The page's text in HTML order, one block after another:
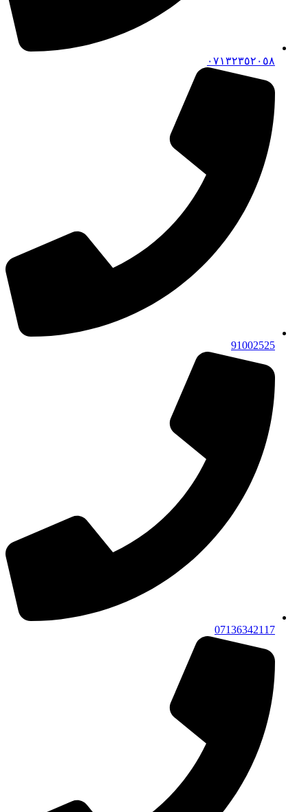
٠٧١٣٢٣٥٢٠٥٨
91002525
07136342117